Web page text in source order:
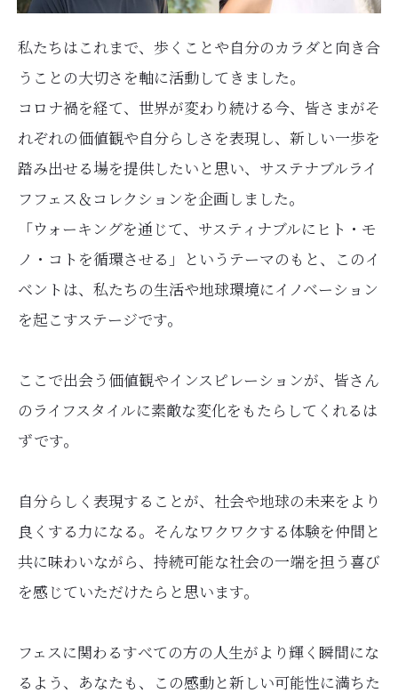
私たちはこれまで、歩くことや自分のカラダと向き合
うことの大切さを軸に活動してきました。
コロナ禍を経て、世界が変わり続ける今、皆さまがそ
れぞれの価値観や自分らしさを表現し、新しい一歩を
踏み出せる場を提供したいと思い、サステナブルライ
フフェス＆コレクションを企画しました。
「ウォーキングを通じて、サスティナブルにヒト・モ
ノ・コトを循環させる」というテーマのもと、このイ
ベントは、私たちの生活や地球環境にイノベーション
を起こすステージです。
ここで出会う価値観やインスピレーションが、皆さん
のライフスタイルに素敵な変化をもたらしてくれるは
ずです。
自分らしく表現することが、社会や地球の未来をより
良くする力になる。そんなワクワクする体験を仲間と
共に味わいながら、持続可能な社会の一端を担う喜び
を感じていただけたらと思います。
フェスに関わるすべての方の人生がより輝く瞬間にな
るよう、あなたも、この感動と新しい可能性に満ちた